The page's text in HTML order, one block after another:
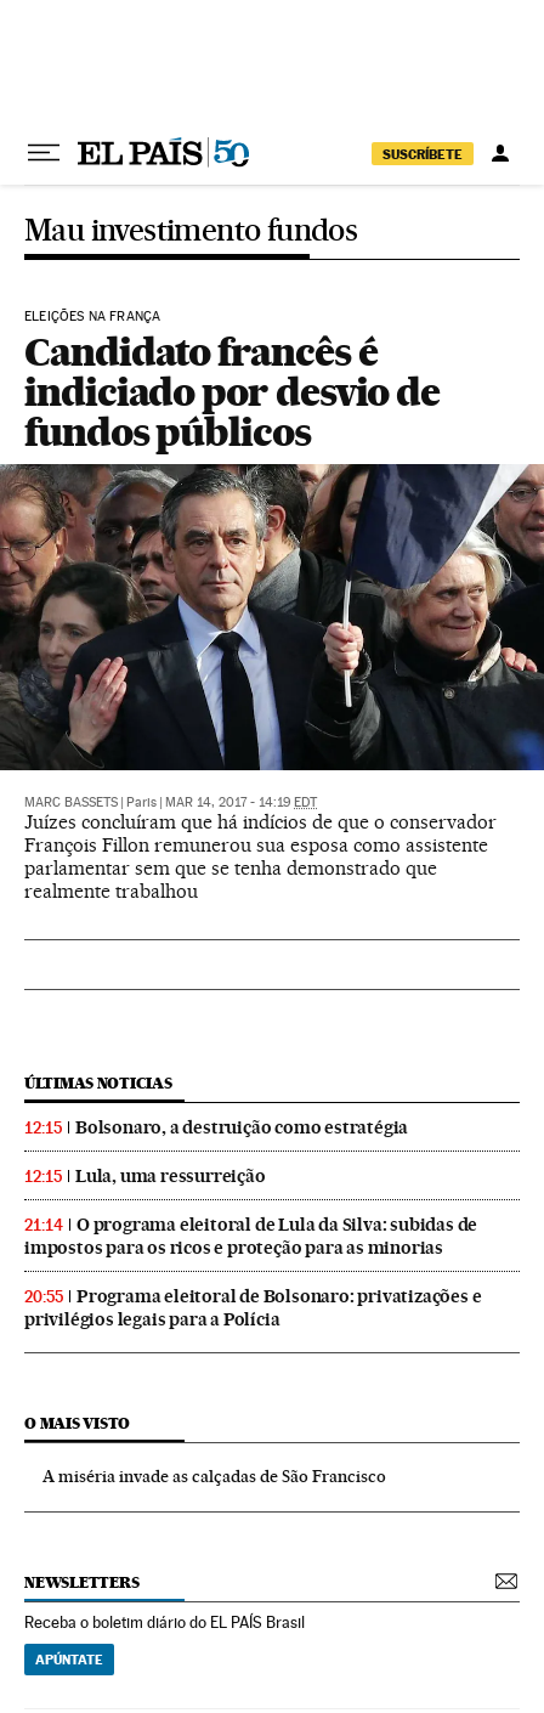
SUSCRÍBETE
Mau investimento fundos
ELEIÇÕES NA FRANÇA
Candidato francês é
indiciado por desvio de
fundos públicos
MARC BASSETS Paris MAR 14, 2017 - 14:19 EDT
Juízes concluíram que há indícios de que o conservador
François Fillon remunerou sua esposa como assistente
parlamentar sem que se tenha demonstrado que
realmente trabalhou
ÚLTIMAS NOTICIAS
12:15 Bolsonaro, a destruição como estratégia
12:15 Lula, uma ressurreição
21:14
O programa eleitoral de Lula da Silva: subidas de
impostos para os ricos e proteção para as minorias
20:55
Programa eleitoral de Bolsonaro: privatizações e
privilégios legais para a Polícia
O MAIS VISTO
A miséria invade as calçadas de São Francisco
NEWSLETTERS
Receba o boletim diário do EL PAÍS Brasil
APÚNTATE